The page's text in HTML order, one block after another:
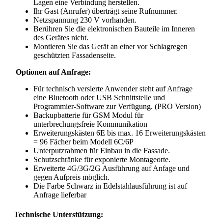
Lagen eine Verbindung herstellen.
Ihr Gast (Anrufer) überträgt seine Rufnummer.
Netzspannung 230 V vorhanden.
Berühren Sie die elektronischen Bauteile im Inneren
des Gerätes nicht.
Montieren Sie das Gerät an einer vor Schlagregen
geschützten Fassadenseite.
Optionen auf Anfrage:
Für technisch versierte Anwender steht auf Anfrage
eine Bluetooth oder USB Schnittstelle und
Programmier-Software zur Verfügung. (PRO Version)
Backupbatterie für GSM Modul für
unterbrechungsfreie Kommunikation
Erweiterungskästen 6E bis max. 16 Erweiterungskästen
= 96 Fächer beim Modell 6C/6P
Unterputzrahmen für Einbau in die Fassade.
Schutzschränke für exponierte Montageorte.
Erweiterte 4G/3G/2G Ausführung auf Anfage und
gegen Aufpreis möglich.
Die Farbe Schwarz in Edelstahlausführung ist auf
Anfrage lieferbar
Technische Unterstützung: